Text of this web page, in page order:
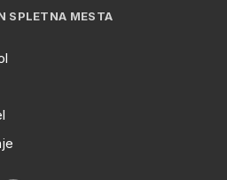
SPLETNA MESTA